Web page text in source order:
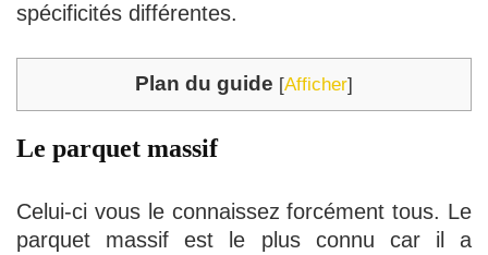
spécificités différentes.
Plan du guide [Afficher]
Le parquet massif
Celui-ci vous le connaissez forcément tous. Le
parquet massif est le plus connu car il a